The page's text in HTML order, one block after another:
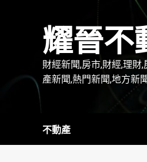
耀晉不
財經新聞,房市,財經,理財
產新聞,熱門新聞,地方新
不動產